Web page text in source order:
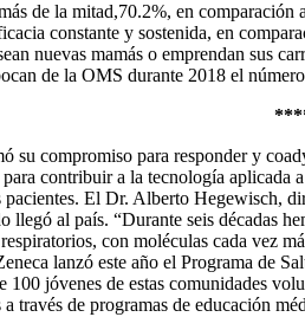
de la mitad,70.2%, en comparación
constante y sostenida, en
nuevas mamás o emprendan sus
de la OMS durante 2018 el
su compromiso para responder y
contribuir a la tecnología
El Dr. Alberto Hegewisch,
al país. “Durante seis décadas
con moléculas cada vez
lanzó este año el Programa de
jóvenes de estas comunidades
través de programas de educación